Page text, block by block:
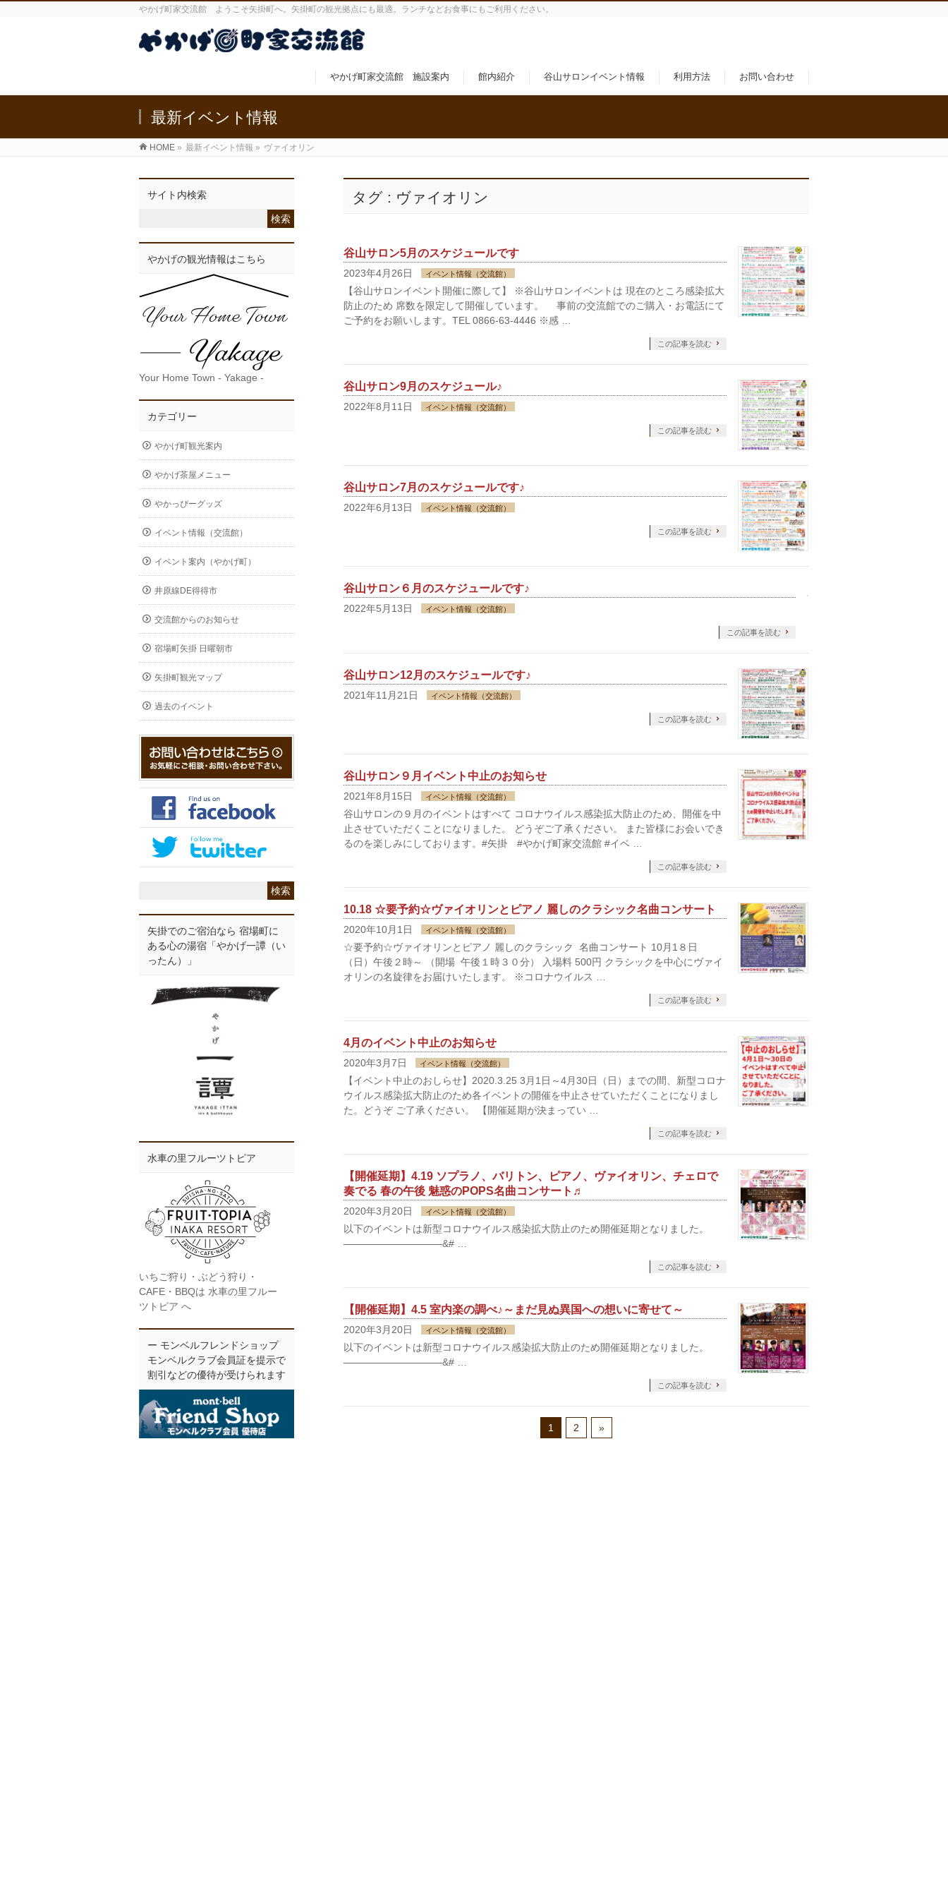
やかげ町家交流館 ようこそ矢掛町へ。矢掛町の観光拠点にも最適。ランチなどお食事にもご利用ください。
やかげ町家交流館 施設案内 館内紹介 谷山サロンイベント情報 利用方法 お問い合わせ
最新イベント情報
HOME » 最新イベント情報 » ヴァイオリン
タグ : ヴァイオリン
谷山サロン5月のスケジュールです
2023年4月26日 イベント情報（交流館）
【谷山サロンイベント開催に際して】 ※谷山サロンイベントは 現在のところ感染拡大
防止のため 席数を限定して開催しています。 事前の交流館でのご購入・お電話にて
ご予約をお願いします。TEL 0866-63-4446 ※感 …
この記事を読む
谷山サロン9月のスケジュール♪
2022年8月11日 イベント情報（交流館）
この記事を読む
谷山サロン7月のスケジュールです♪
2022年6月13日 イベント情報（交流館）
この記事を読む
谷山サロン６月のスケジュールです♪
2022年5月13日 イベント情報（交流館）
この記事を読む
谷山サロン12月のスケジュールです♪
2021年11月21日 イベント情報（交流館）
この記事を読む
谷山サロン９月イベント中止のお知らせ
2021年8月15日 イベント情報（交流館）
谷山サロンの９月のイベントはすべて コロナウイルス感染拡大防止のため、開催を中
止させていただくことになりました。 どうぞご了承ください。 また皆様にお会いでき
るのを楽しみにしております。#矢掛 #やかげ町家交流館 #イベ …
この記事を読む
10.18 ☆要予約☆ヴァイオリンとピアノ 麗しのクラシック名曲コンサート
2020年10月1日 イベント情報（交流館）
☆要予約☆ヴァイオリンとピアノ 麗しのクラシック 名曲コンサート 10月1８日
（日）午後２時～ （開場 午後１時３０分） 入場料 500円 クラシックを中心にヴァイ
オリンの名旋律をお届けいたします。 ※コロナウイルス …
この記事を読む
4月のイベント中止のお知らせ
2020年3月7日 イベント情報（交流館）
【イベント中止のおしらせ】2020.3.25 3月1日～4月30日（日）までの間、新型コロナ
ウイルス感染拡大防止のため各イベントの開催を中止させていただくことになりまし
た。どうぞ ご了承ください。 【開催延期が決まってい …
この記事を読む
【開催延期】4.19 ソプラノ、バリトン、ピアノ、ヴァイオリン、チェロで
奏でる 春の午後 魅惑のPOPS名曲コンサート♬
2020年3月20日 イベント情報（交流館）
以下のイベントは新型コロナウイルス感染拡大防止のため開催延期となりました。
——————————&# …
この記事を読む
【開催延期】4.5 室内楽の調べ♪～まだ見ぬ異国への想いに寄せて～
2020年3月20日 イベント情報（交流館）
以下のイベントは新型コロナウイルス感染拡大防止のため開催延期となりました。
——————————&# …
この記事を読む
1 2 »
サイト内検索
やかげの観光情報はこちら
Your Home Town - Yakage -
カテゴリー
やかげ町観光案内
やかげ茶屋メニュー
やかっぴーグッズ
イベント情報（交流館）
イベント案内（やかげ町）
井原線DE得得市
交流館からのお知らせ
宿場町矢掛 日曜朝市
矢掛町観光マップ
過去のイベント
矢掛でのご宿泊なら 宿場町に
ある心の湯宿「やかげ一譚（い
ったん）」
水車の里フルーツトピア
いちご狩り・ぶどう狩り・
CAFE・BBQは 水車の里フルー
ツトピア へ
ー モンベルフレンドショップ
モンベルクラブ会員証を提示で
割引などの優待が受けられます